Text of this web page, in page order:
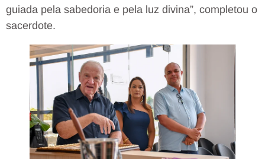
guiada pela sabedoria e pela luz divina”, completou o
sacerdote.